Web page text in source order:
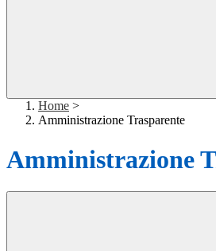
Home >
Amministrazione Trasparente
Amministrazione